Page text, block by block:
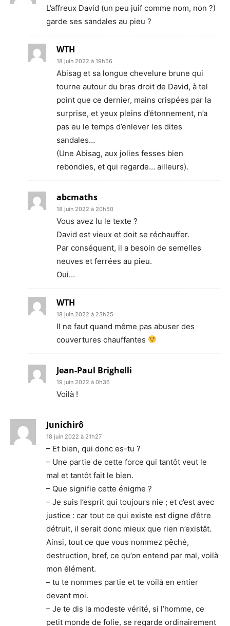
L’affreux David (un peu juif comme nom, non ?)
garde ses sandales au pieu ?
WTH
18 juin 2022 à 19h56
Abisag et sa longue chevelure brune qui
tourne autour du bras droit de David, à tel
point que ce dernier, mains crispées par la
surprise, et yeux pleins d’étonnement, n’a
pas eu le temps d’enlever les dites
sandales…
(Une Abisag, aux jolies fesses bien
rebondies, et qui regarde… ailleurs).
abcmaths
18 juin 2022 à 20h50
Vous avez lu le texte ?
David est vieux et doit se réchauffer.
Par conséquent, il a besoin de semelles
neuves et ferrées au pieu.
Oui…
WTH
18 juin 2022 à 23h25
Il ne faut quand même pas abuser des
couvertures chauffantes
Jean-Paul Brighelli
19 juin 2022 à 0h36
Voilà !
Junichirô
18 juin 2022 à 21h27
– Et bien, qui donc es-tu ?
– Une partie de cette force qui tantôt veut le
mal et tantôt fait le bien.
– Que signifie cette énigme ?
– Je suis l’esprit qui toujours nie ; et c’est avec
justice : car tout ce qui existe est digne d’être
détruit, il serait donc mieux que rien n’existât.
Ainsi, tout ce que vous nommez pêché,
destruction, bref, ce qu’on entend par mal, voilà
mon élément.
– tu te nommes partie et te voilà en entier
devant moi.
– Je te dis la modeste vérité, si l’homme, ce
petit monde de folie, se regarde ordinairement